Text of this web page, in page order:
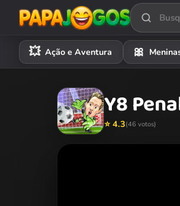
💥 Ação e Aventura 🎀
Y8
⭐ 4.3(46 votos)